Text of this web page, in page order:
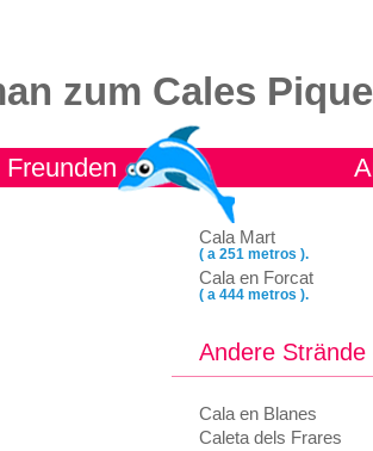
zum Cales
Cala Mart
( a 251 metros ).
Cala en Forcat
( a 444 metros ).
Andere
Cala en Blanes
Caleta dels Frares